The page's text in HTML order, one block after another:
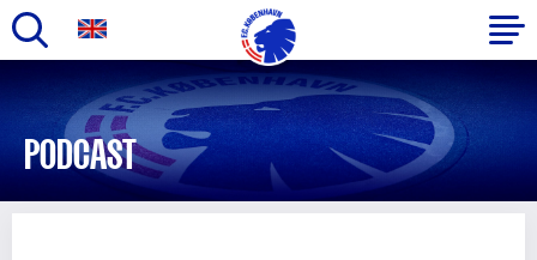
til
hovedindhold
Primær
navigation
PODCAST